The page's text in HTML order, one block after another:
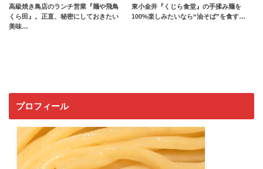
高級焼き鳥店のランチ営業『麺や飛鳥
くら田』。正直、秘密にしておきたい
美味…
東小金井『くじら食堂』の手揉み麺を
100%楽しみたいなら“油そば”を食す…
プロフィール